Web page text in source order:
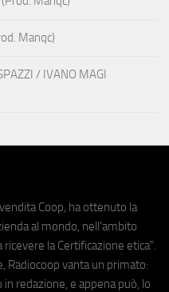
Manqc)
/ IVANO MAGI
Coop, ha ottenuto la
al mondo, nell'ambito
la Certificazione etica".
Radiocoop vanta un primato:
redazione, e appena può, lo